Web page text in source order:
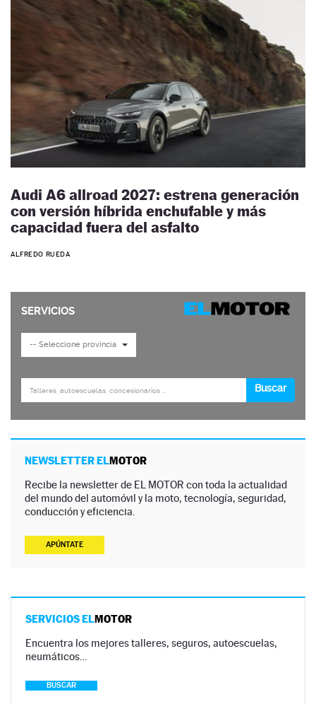
Audi A6 allroad 2027: estrena generación
con versión híbrida enchufable y más
capacidad fuera del asfalto
ALFREDO RUEDA
NEWSLETTER ELMOTOR
Recibe la newsletter de EL MOTOR con toda la actualidad
del mundo del automóvil y la moto, tecnología, seguridad,
conducción y eficiencia.
APÚNTATE
SERVICIOS ELMOTOR
Encuentra los mejores talleres, seguros, autoescuelas,
neumáticos…
BUSCAR